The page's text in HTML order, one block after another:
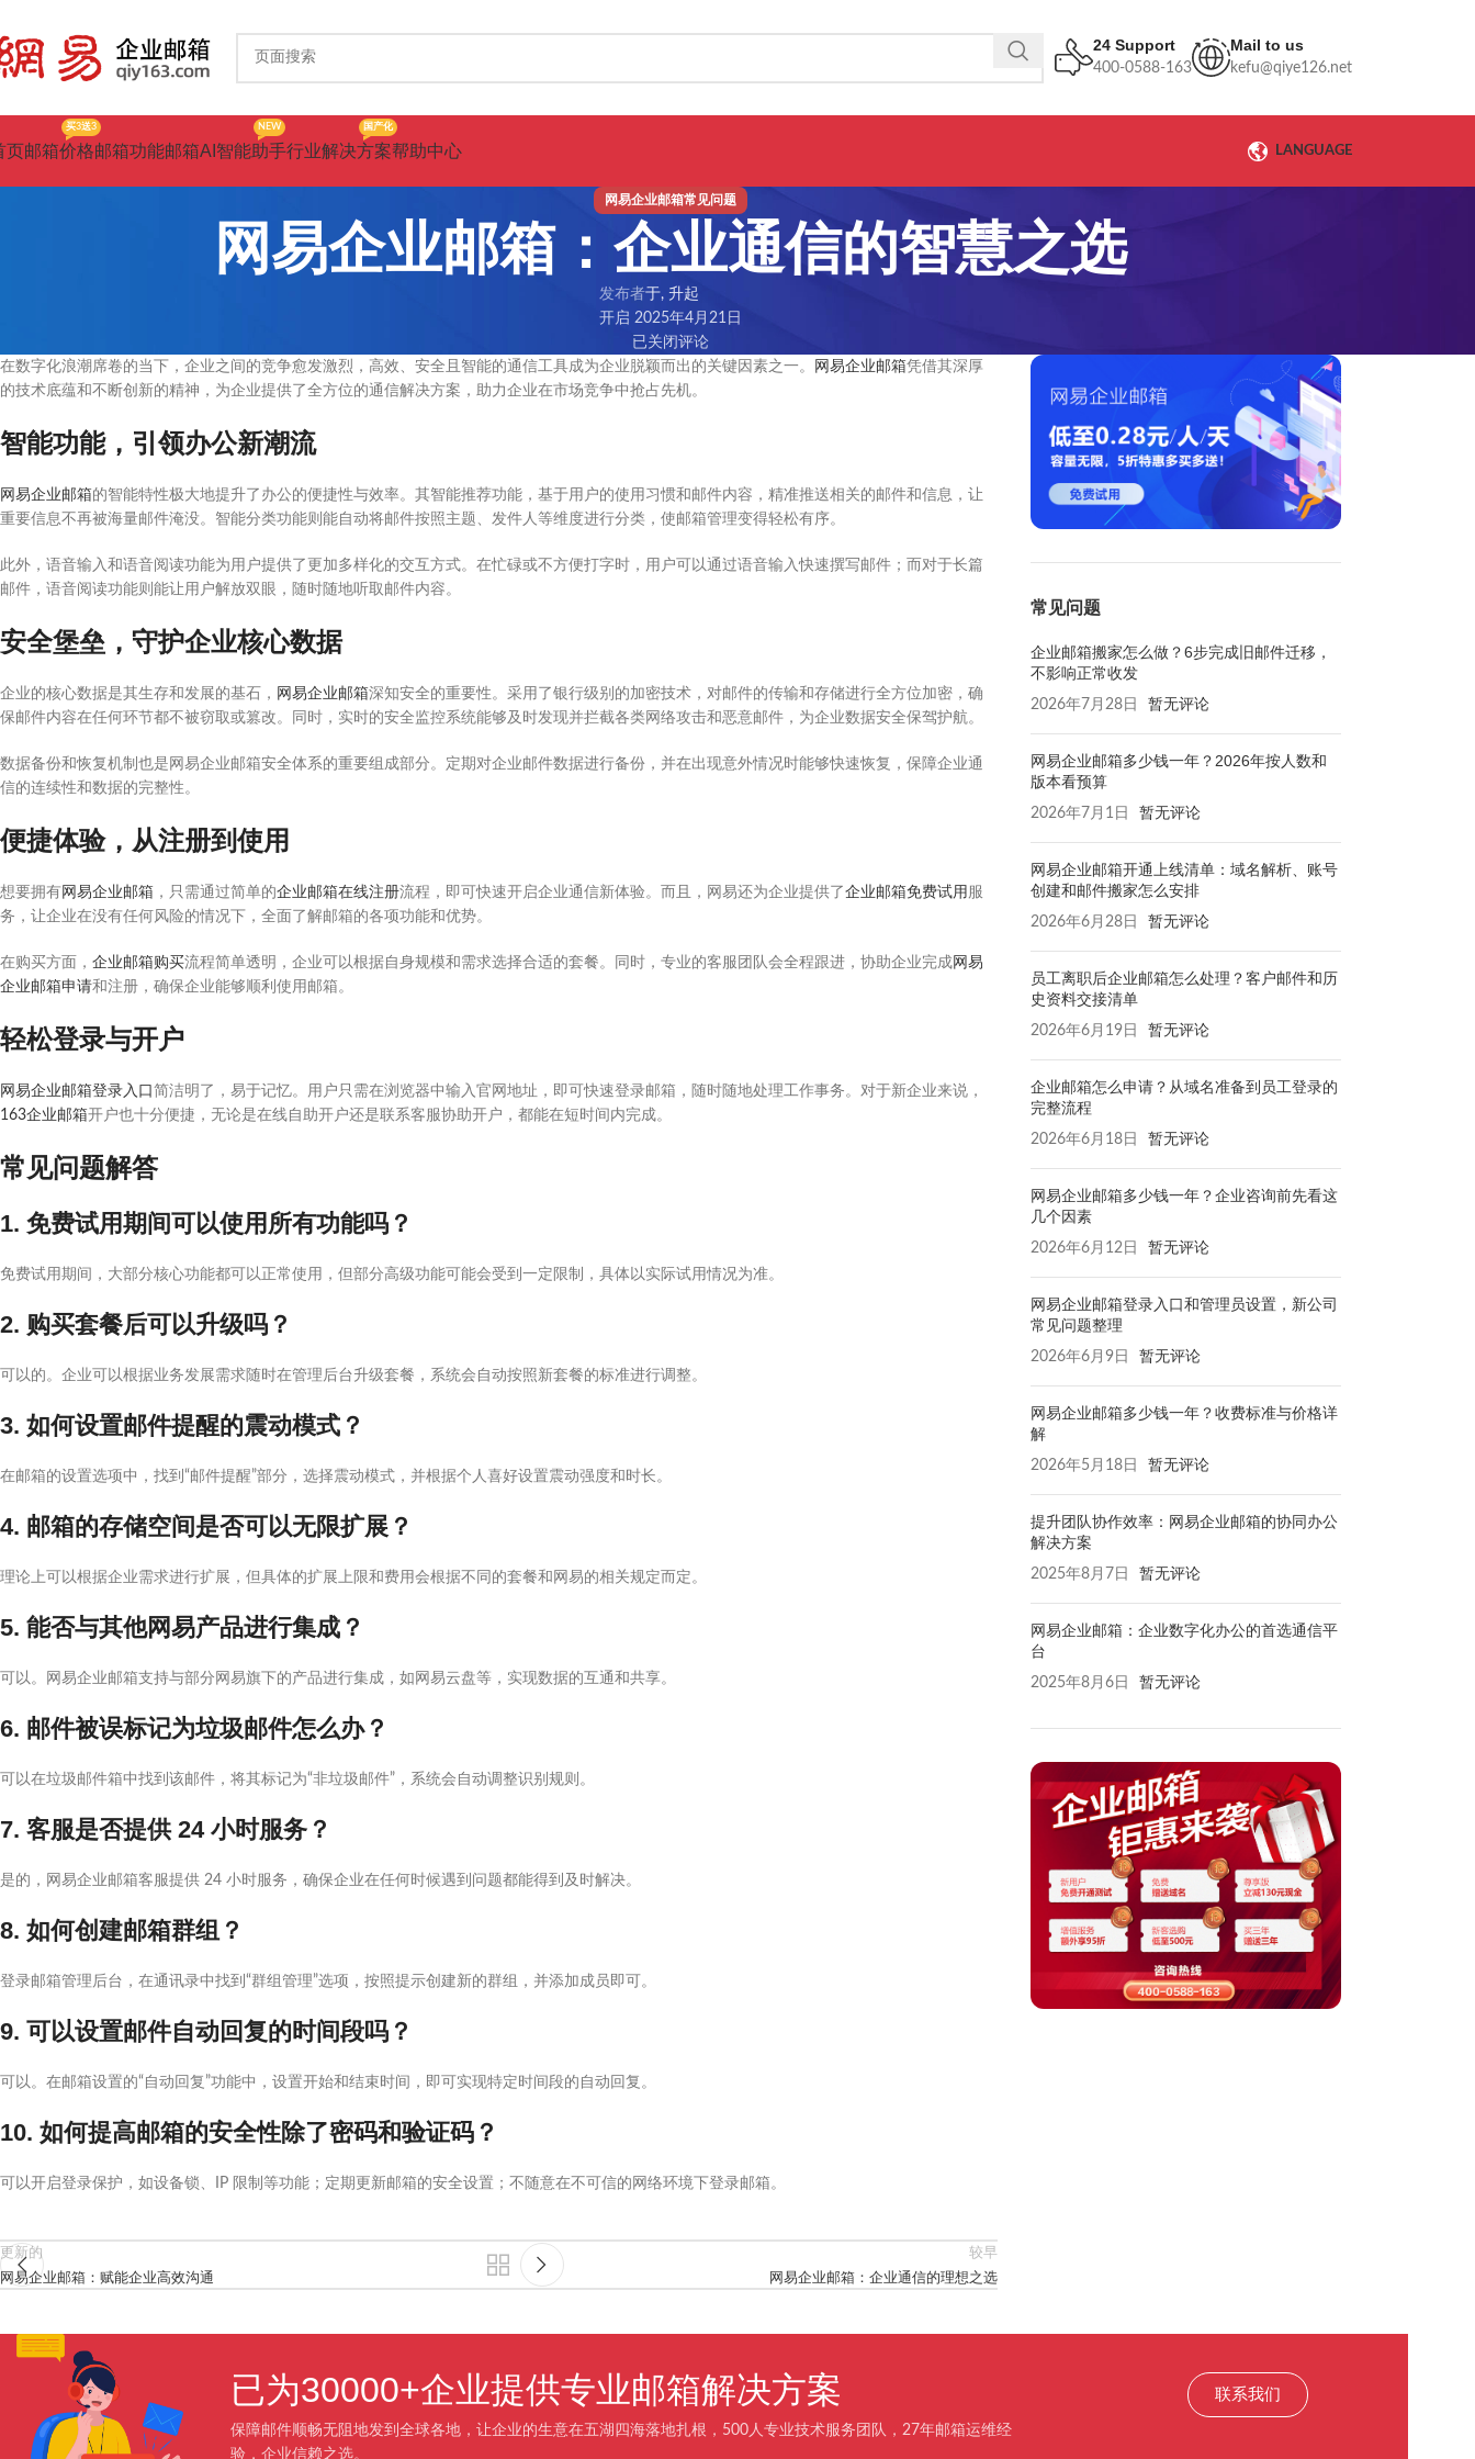
24 Support
400-0588-163
Mail to us
kefu@qiye126.net
页邮箱价格
买3送3
邮箱功能邮箱AI智能助手
NEW
行业解决方案
国产化
帮助中心 LANGUAGE
网易企业邮箱常见问题
网易企业邮箱：企业通信的智慧之选
发布者于, 升起
开启 2025年4月21日
已关闭评论
在数字化浪潮席卷的当下，企业之间的竞争愈发激烈，高效、安全且智能的通信工具成为企业脱颖而出的关键因素之一。
网易企业邮箱凭借其深厚
的技术底蕴和不断创新的精神，为企业提供了全方位的通信解决方案，助力企业在市场竞争中抢占先机。
智能功能，引领办公新潮流
网易企业邮箱的智能特性极大地提升了办公的便捷性与效率。其智能推荐功能，基于用户的使用习惯和邮件内容，精准推送相关的邮件和信息，让
重要信息不再被海量邮件淹没。智能分类功能则能自动将邮件按照主题、发件人等维度进行分类，使邮箱管理变得轻松有序。
此外，语音输入和语音阅读功能为用户提供了更加多样化的交互方式。在忙碌或不方便打字时，用户可以通过语音输入快速撰写邮件；而对于长篇
邮件，语音阅读功能则能让用户解放双眼，随时随地听取邮件内容。
安全堡垒，守护企业核心数据
企业的核心数据是其生存和发展的基石， 网易企业邮箱深知安全的重要性。采用了银行级别的加密技术，对邮件的传输和存储进行全方位加密，确
保邮件内容在任何环节都不被窃取或篡改。同时，实时的安全监控系统能够及时发现并拦截各类网络攻击和恶意邮件，为企业数据安全保驾护航。
数据备份和恢复机制也是网易企业邮箱安全体系的重要组成部分。定期对企业邮件数据进行备份，并在出现意外情况时能够快速恢复，保障企业通
信的连续性和数据的完整性。
便捷体验，从注册到使用
想要拥有 网易企业邮箱 ，只需通过简单的企业邮箱在线注册流程，即可快速开启企业通信新体验。而且，网易还为企业提供了 企业邮箱免费试用 服
务，让企业在没有任何风险的情况下，全面了解邮箱的各项功能和优势。
在购买方面， 企业邮箱购买流程简单透明，企业可以根据自身规模和需求选择合适的套餐。同时，专业的客服团队会全程跟进，协助企业完成网易
企业邮箱申请和注册，确保企业能够顺利使用邮箱。
轻松登录与开户
网易企业邮箱登录入口 简洁明了，易于记忆。用户只需在浏览器中输入官网地址，即可快速登录邮箱，随时随地处理工作事务。对于新企业来说，
163企业邮箱开户也十分便捷，无论是在线自助开户还是联系客服协助开户，都能在短时间内完成。
常见问题解答
1. 免费试用期间可以使用所有功能吗？
免费试用期间，大部分核心功能都可以正常使用，但部分高级功能可能会受到一定限制，具体以实际试用情况为准。
2. 购买套餐后可以升级吗？
可以的。企业可以根据业务发展需求随时在管理后台升级套餐，系统会自动按照新套餐的标准进行调整。
3. 如何设置邮件提醒的震动模式？
在邮箱的设置选项中，找到“邮件提醒”部分，选择震动模式，并根据个人喜好设置震动强度和时长。
4. 邮箱的存储空间是否可以无限扩展？
理论上可以根据企业需求进行扩展，但具体的扩展上限和费用会根据不同的套餐和网易的相关规定而定。
5. 能否与其他网易产品进行集成？
可以。网易企业邮箱支持与部分网易旗下的产品进行集成，如网易云盘等，实现数据的互通和共享。
6. 邮件被误标记为垃圾邮件怎么办？
可以在垃圾邮件箱中找到该邮件，将其标记为“非垃圾邮件”，系统会自动调整识别规则。
7. 客服是否提供 24 小时服务？
是的，网易企业邮箱客服提供 24 小时服务，确保企业在任何时候遇到问题都能得到及时解决。
8. 如何创建邮箱群组？
登录邮箱管理后台，在通讯录中找到“群组管理”选项，按照提示创建新的群组，并添加成员即可。
9. 可以设置邮件自动回复的时间段吗？
可以。在邮箱设置的“自动回复”功能中，设置开始和结束时间，即可实现特定时间段的自动回复。
10. 如何提高邮箱的安全性除了密码和验证码？
可以开启登录保护，如设备锁、IP 限制等功能；定期更新邮箱的安全设置；不随意在不可信的网络环境下登录邮箱。
更新的
网易企业邮箱：赋能企业高效沟通
较早
网易企业邮箱：企业通信的理想之选
常见问题
企业邮箱搬家怎么做？6步完成旧邮件迁移，
不影响正常收发
2026年7月28日 暂无评论
网易企业邮箱多少钱一年？2026年按人数和
版本看预算
2026年7月1日 暂无评论
网易企业邮箱开通上线清单：域名解析、账号
创建和邮件搬家怎么安排
2026年6月28日 暂无评论
员工离职后企业邮箱怎么处理？客户邮件和历
史资料交接清单
2026年6月19日 暂无评论
企业邮箱怎么申请？从域名准备到员工登录的
完整流程
2026年6月18日 暂无评论
网易企业邮箱多少钱一年？企业咨询前先看这
几个因素
2026年6月12日 暂无评论
网易企业邮箱登录入口和管理员设置，新公司
常见问题整理
2026年6月9日 暂无评论
网易企业邮箱多少钱一年？收费标准与价格详
解
2026年5月18日 暂无评论
提升团队协作效率：网易企业邮箱的协同办公
解决方案
2025年8月7日 暂无评论
网易企业邮箱：企业数字化办公的首选通信平
台
2025年8月6日 暂无评论
已为30000+企业提供专业邮箱解决方案
保障邮件顺畅无阻地发到全球各地，让企业的生意在五湖四海落地扎根，500人专业技术服务团队，27年邮箱运维经
验，企业信赖之选。
联系我们